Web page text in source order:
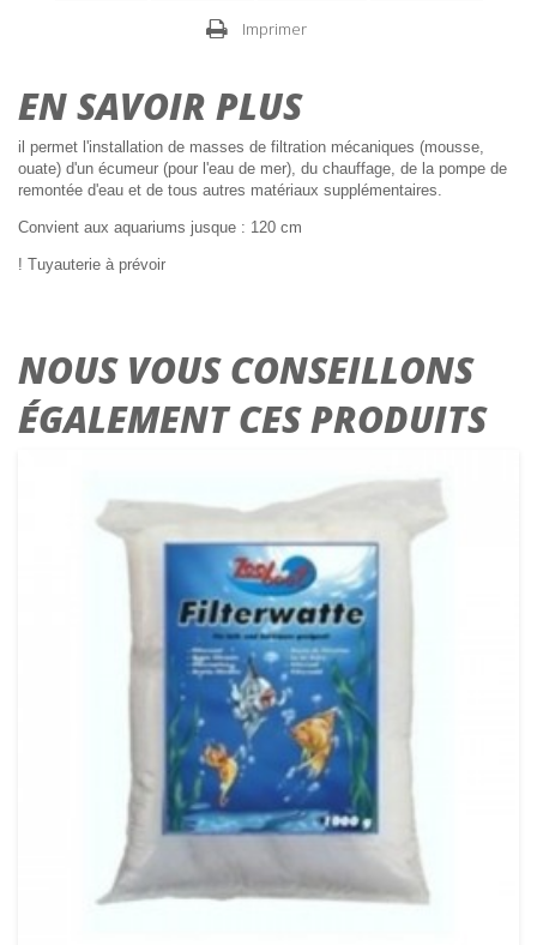
Imprimer
EN SAVOIR PLUS
il permet l'installation de masses de filtration mécaniques (mousse,
ouate) d'un écumeur (pour l'eau de mer), du chauffage, de la pompe de
remontée d'eau et de tous autres matériaux supplémentaires.
Convient aux aquariums jusque : 120 cm
! Tuyauterie à prévoir
NOUS VOUS CONSEILLONS
ÉGALEMENT CES PRODUITS